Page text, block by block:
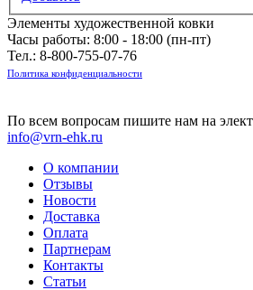
Элементы художественной ковки
Часы работы: 8:00 - 18:00 (пн-пт)
Тел.: 8-800-755-07-76
Политика конфиденциальности
По всем вопросам пишите нам на
info@vrn-ehk.ru
О компании
Отзывы
Новости
Доставка
Оплата
Партнерам
Контакты
Статьи